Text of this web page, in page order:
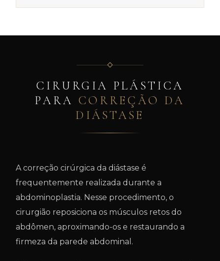
CIRURGIA PLÁSTICA
PARACORREÇÃO DA
DIÁSTASE
A correção cirúrgica da diástase é
frequentemente realizada durante a
abdominoplastia. Nesse procedimento, o
cirurgião reposiciona os músculos retos do
abdômen, aproximando-os e restaurando a
firmeza da parede abdominal.